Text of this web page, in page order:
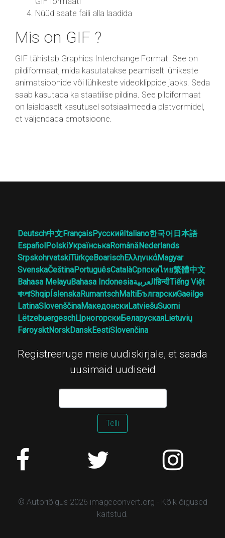
Nüüd saate faili alla laadida
Mis on GIF ?
GIF tähistab Graphics Interchange Format. See on
pildiformaat, mida kasutatakse peamiselt lühikeste
animatsioonide või lühikeste videoklippide jaoks. Seda
saab kasutada ka staatilise pildina. See pildiformaat
on laialdaselt kasutusel sotsiaalmeedia platvormidel,
et väljendada emotsioone.
Deutsch中文FrançaisРусскийItaliano한국어 日本語
EspañolPolskiУкраїнськаRomânăNederlands
SrpskohrvatskiTürkçeBoarischΕλληνικάMagyar
SvenskaČeštinaPortuguêsCatalàСрпскиไทย繁體中文
Bahasa MelayuBahasa Indonesiaالعربيةहिन्दीTiếng Việt
বাংলাShqipÍslenskaRumantschMaltiБългарскиGaeilge
LatinaSlovenščinaМакедонскиLatviešuSuomi
LëtzebuergeschЦрногорскиБеларускаяLietuvių
FøroysktNorskDanskEestiSlovenčina
Registreeruge meie uudiskirjale, et saada
uusimaid uudiseid
Telli
© Autoriõigus 2026 imageconvert.org - Kõik õigused
kaitstud.